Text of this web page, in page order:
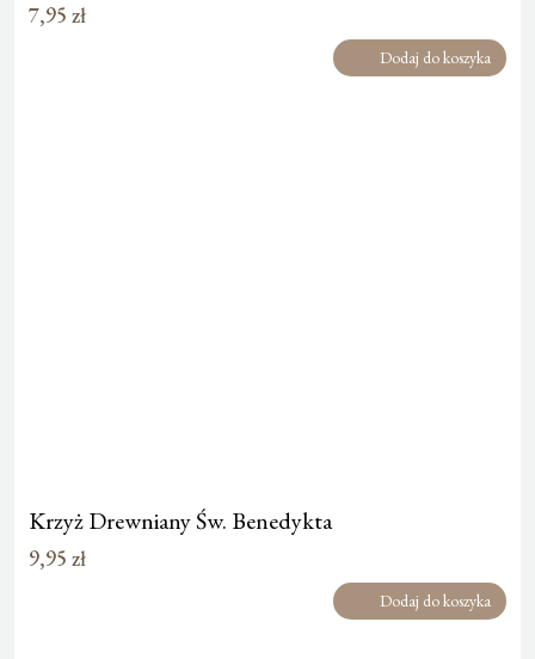
7,95 zł
Dodaj do koszyka
Krzyż Drewniany Św. Benedykta
9,95 zł
Dodaj do koszyka